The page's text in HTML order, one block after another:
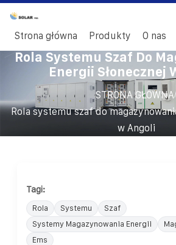
Strona główna Produkty O nas
Rola Systemu Szaf Do
Energii Słonecznej
STRONA GŁÓWNA
Rola systemu szaf do
w Angoli
Tagi:
Rola Systemu
Szaf
Systemy Magazynowania Energii
Ems